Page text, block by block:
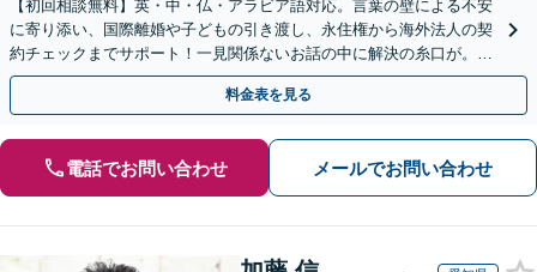
【初回相談無料】英・中・仏・アラビア語対応。言葉の壁による不安
に寄り添い、国際離婚や子どもの引き渡し、永住権から海外法人の契
約チェックまでサポート！一見関係ないお話の中に解決の糸口が。電
話やオンラインも可能です。まずはご相談ください。
料金表を見る
電話でお問い合わせ メールでお問い合わせ